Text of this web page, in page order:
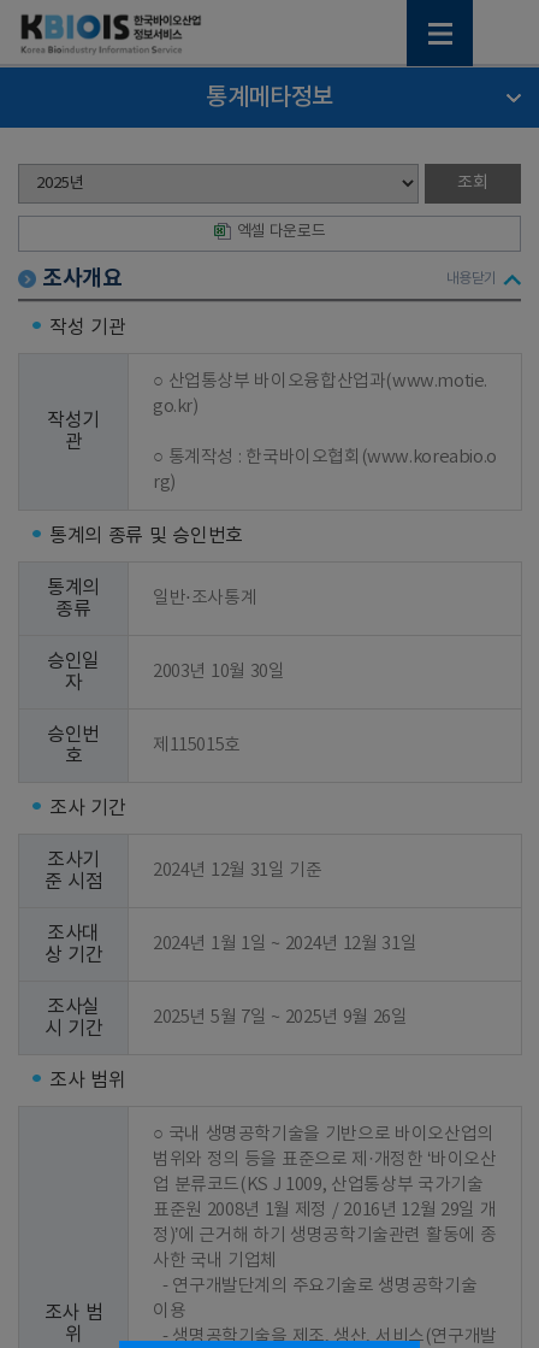
통계메타정보
엑셀 다운로드
조사개요 내용닫기
작성 기관
작성기
관
○ 산업통상부 바이오융합산업과(www.motie.
go.kr)
○ 통계작성 : 한국바이오협회(www.koreabio.o
rg)
통계의 종류 및 승인번호
통계의
종류
일반⋅조사통계
승인일
자
2003년 10월 30일
승인번
호
제115015호
조사 기간
조사기
준 시점
2024년 12월 31일 기준
조사대
상 기간
2024년 1월 1일 ~ 2024년 12월 31일
조사실
시 기간
2025년 5월 7일 ~ 2025년 9월 26일
조사 범위
조사 범
위
○ 국내 생명공학기술을 기반으로 바이오산업의
범위와 정의 등을 표준으로 제·개정한 ‘바이오산
업 분류코드(KS J 1009, 산업통상부 국가기술
표준원 2008년 1월 제정 / 2016년 12월 29일 개
정)’에 근거해 하기 생명공학기술관련 활동에 종
사한 국내 기업체
이용
  - 생명공학기술을 제조, 생산, 서비스(연구개발